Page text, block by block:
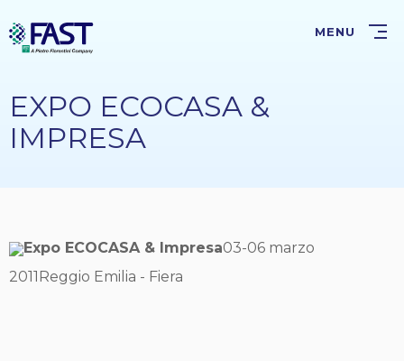
al
contenuto
MENU
EXPO ECOCASA &
IMPRESA
Expo ECOCASA & Impresa03-06 marzo
2011Reggio Emilia - Fiera